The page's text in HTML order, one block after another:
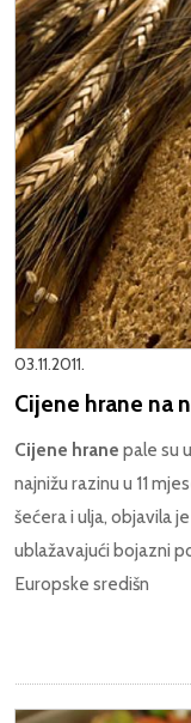
03.11.2011.
Cijene hrane na
Cijene hrane pale su
najnižu razinu u 11
šećera i ulja, objavila
ublažavajući bojazni
Europske središn